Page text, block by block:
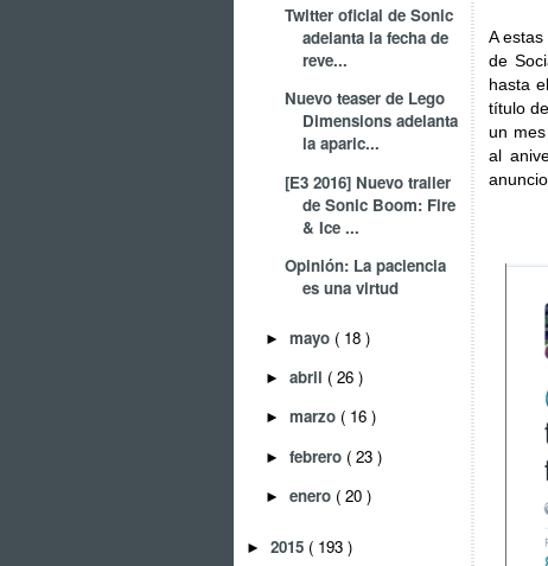
Twitter oficial de Sonic
adelanta la fecha de
reve...
Nuevo teaser de Lego
Dimensions adelanta
la aparic...
[E3 2016] Nuevo trailer
de Sonic Boom: Fire
& Ice ...
Opinión: La paciencia
es una virtud
► mayo ( 18 )
► abril ( 26 )
► marzo ( 16 )
► febrero ( 23 )
► enero ( 20 )
► 2015 ( 193 )
A
de
hasta
título
un
al